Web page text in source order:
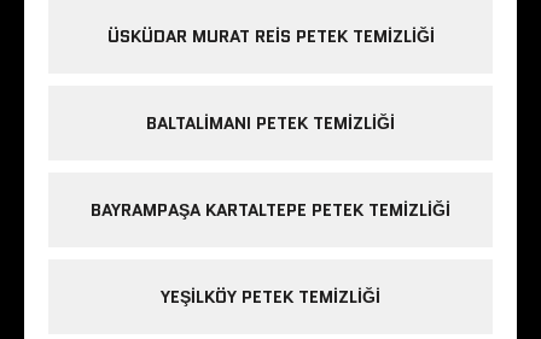
ÜSKÜDAR MURAT REIS PETEK TEMIZLIĞI
BALTALIMANI PETEK TEMIZLIĞI
BAYRAMPAŞA KARTALTEPE PETEK TEMIZLIĞI
YEŞILKÖY PETEK TEMIZLIĞI